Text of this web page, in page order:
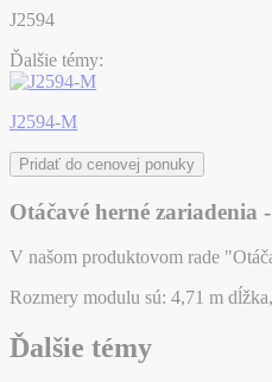
J2594
Ďalšie témy:
J2594-M
Pridať do cenovej ponuky
Otáčavé herné zariadenia
V našom produktovom rade
Rozmery modulu sú: 4,71 m
Ďalšie témy